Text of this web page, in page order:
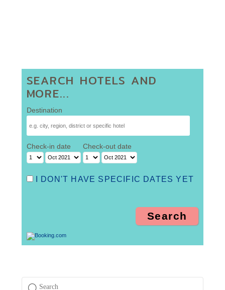
SEARCH HOTELS AND
MORE...
Destination
Check-in date Check-out date
I DON'T HAVE SPECIFIC DATES YET